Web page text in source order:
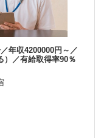
年収4200000円～／
）／有給取得率90％